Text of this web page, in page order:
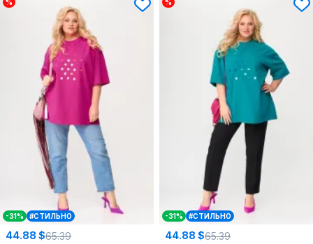
%
-31% #СТИЛЬНО
44.88 $65.39
%
-31% #СТИЛЬНО
44.88 $65.39